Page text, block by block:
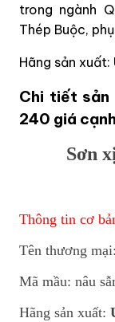
trong ngành
Thép Buộc,
Hãng sản xuất:
Chi tiết sản
240 giá
Sơn
Thông tin cơ
Tên thương mại:
Mã mầu: nâu
Hãng sản xuất: